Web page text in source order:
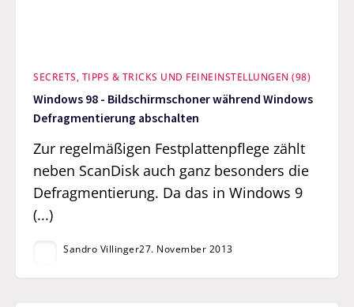
SECRETS, TIPPS & TRICKS UND FEINEINSTELLUNGEN (98)
Windows 98 - Bildschirmschoner während Windows
Defragmentierung abschalten
Zur regelmäßigen Festplattenpflege zählt
neben ScanDisk auch ganz besonders die
Defragmentierung. Da das in Windows 9
(...)
Sandro Villinger27. November 2013